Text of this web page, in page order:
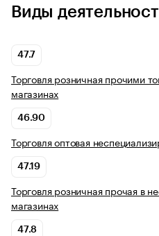
Виды
47.7
Торговля розничная прочими
магазинах
46.90
Торговля оптовая
47.19
Торговля розничная прочая в
магазинах
47.8